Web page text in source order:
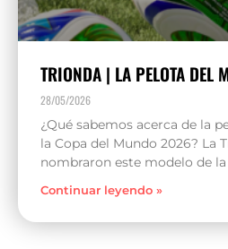
TRIONDA | LA PELOTA DEL
28/05/2026
¿Qué sabemos acerca de la
la Copa del Mundo 2026? La
nombraron este modelo de
Continuar leyendo »